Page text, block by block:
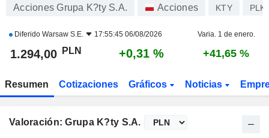
Acciones Grupa K?ty S.A. Acciones KTY
Diferido Warsaw S.E. 17:55:45 06/08/2026 Varia. 1 de enero.
1.294,00 PLN +0,31 % +41,65 %
Resumen Cotizaciones Gráficos Noticias
Valoración: Grupa K?ty S.A.